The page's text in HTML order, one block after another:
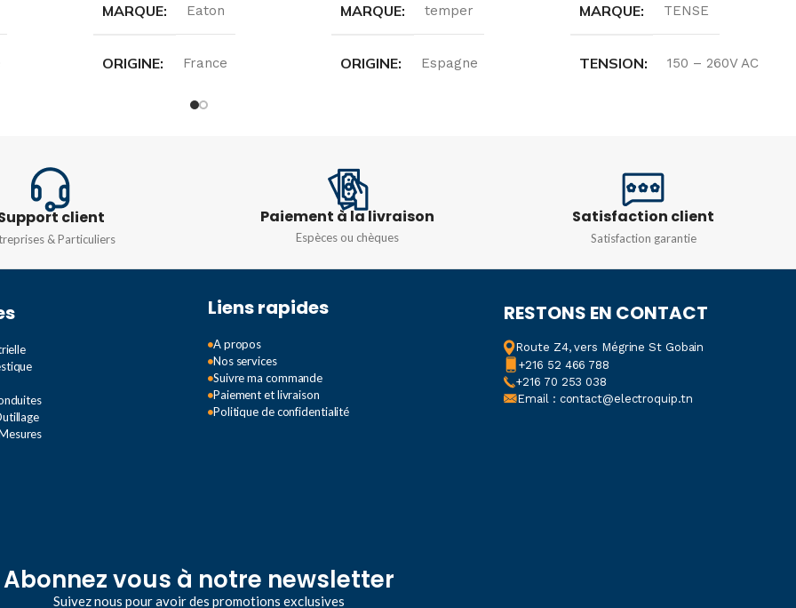
MARQUE Eaton
ORIGINE France
MARQUE temper
ORIGINE Espagne
FRÉQUENCE
MARQUE TENSE
TENSION 150 – 260V AC
PUISSANCE
SENSIBILITÉ
5 000 ohms à 100 000 ohms
client
& Particuliers
Paiement à la livraison
Espèces ou chèques
Satisfaction client
Satisfaction garantie
Liens rapides
A propos
Nos services
Suivre ma commande
Paiement et livraison
Politique de confidentialité
RESTONS EN CONTACT
Route Z4, vers Mégrine St Gobain
+216 52 466 788
+216 70 253 038
Email : contact@electroquip.tn
Abonnez vous à notre newsletter
Suivez nous pour avoir des promotions exclusives